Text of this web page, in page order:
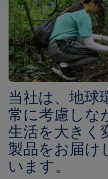
センサー
レギュレート
ドライブ
自動車
工業
コンシューマー
設計と開発
パッケージング
品質基準および環境保証
ソフトウェア ポータル
Resource Center
私たちの会社
キャリア
企業責任
お問い合わせ先
当社は、地球
常に考慮しな
生活を大きく
製品をお届け
います。